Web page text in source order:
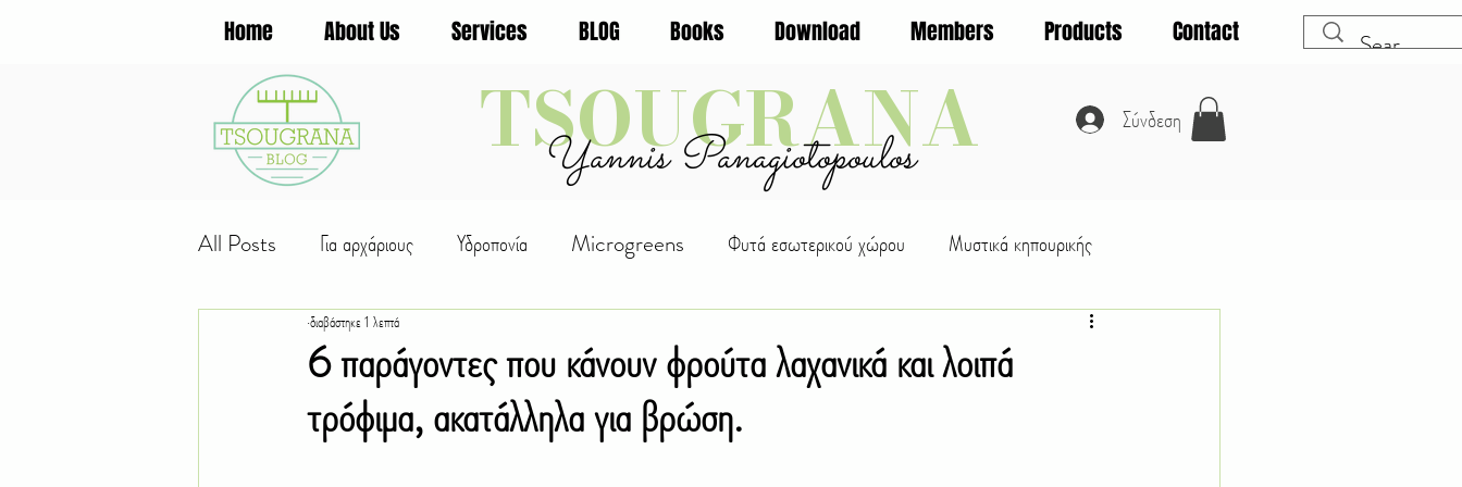
Home About Us Services BLOG Books Download Members Products Contact
TSOUGRANA
Yannis Panagiotopoulos
Σύνδεση
All Posts Για αρχάριους Υδροπονία Microgreens Φυτά εσωτερικού χώρου Μυστικά κηπουρικής
Φυτά για... Πολλαπλασιασμός Φυτών
Εργασίες εποχής Παιδική κηπουρική D.I.Y. Βότανα
6 παράγοντες που κάνουν φρούτα λαχανικά και λοιπά
τρόφιμα, ακατάλληλα για βρώση.
διαβάστηκε 1 λεπτά